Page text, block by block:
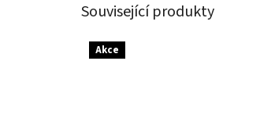
Související produkty
Akce